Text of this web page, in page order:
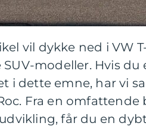
vil dykke ned i VW
SUV-modeller. Hvis
i dette emne, har vi
Fra en
får du en